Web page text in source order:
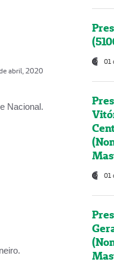
abril, 2020
Nacional.
01
01